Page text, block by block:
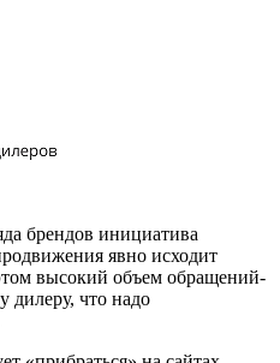
брендов инициатива
явно исходит
высокий объем обращений-
дилеру, что надо